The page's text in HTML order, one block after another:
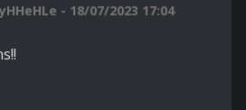
- 18/07/2023 17:04